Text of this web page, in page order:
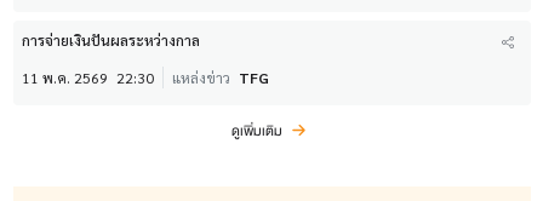
การจ่ายเงินปันผลระหว่างกาล
11 พ.ค. 2569 22:30 แหล่งข่าว TFG
ดูเพิ่มเติม